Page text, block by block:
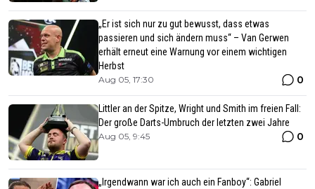
„Er ist sich nur zu gut bewusst, dass etwas
passieren und sich ändern muss“ – Van Gerwen
erhält erneut eine Warnung vor einem wichtigen
Herbst
Aug 05, 17:30 0
Littler an der Spitze, Wright und Smith im freien Fall:
Der große Darts-Umbruch der letzten zwei Jahre
Aug 05, 9:45 0
„Irgendwann war ich auch ein Fanboy“: Gabriel